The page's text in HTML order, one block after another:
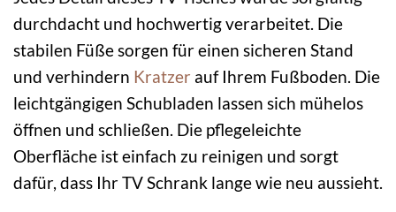
durchdacht und hochwertig verarbeitet. Die
stabilen Füße sorgen für einen sicheren Stand
und verhindern Kratzer auf Ihrem Fußboden. Die
leichtgängigen Schubladen lassen sich mühelos
öffnen und schließen. Die pflegeleichte
Oberfläche ist einfach zu reinigen und sorgt
dafür, dass Ihr TV Schrank lange wie neu aussieht.